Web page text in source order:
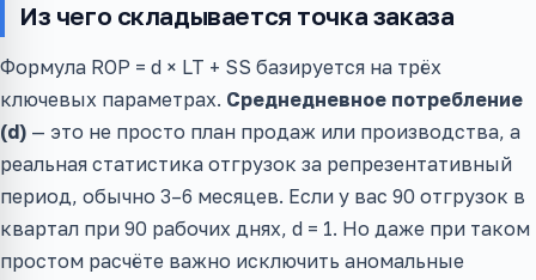
Из чего складывается точка заказа
Формула ROP = d × LT + SS базируется на трёх
ключевых параметрах. Среднедневное потребление
(d) — это не просто план продаж или производства, а
реальная статистика отгрузок за репрезентативный
период, обычно 3–6 месяцев. Если у вас 90 отгрузок в
квартал при 90 рабочих днях, d = 1. Но даже при таком
простом расчёте важно исключить аномальные